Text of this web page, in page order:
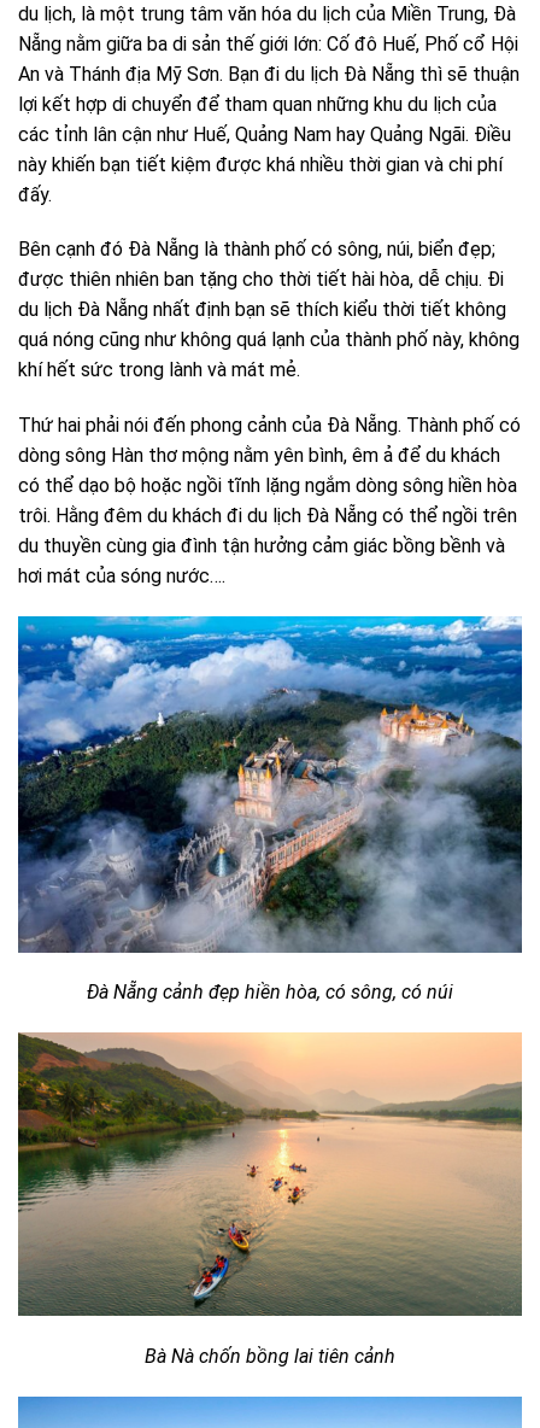
du lịch, là một trung tâm văn hóa du lịch của Miền Trung, Đà
Nẵng nằm giữa ba di sản thế giới lớn: Cố đô Huế, Phố cổ Hội
An và Thánh địa Mỹ Sơn. Bạn đi du lịch Đà Nẵng thì sẽ thuận
lợi kết hợp di chuyển để tham quan những khu du lịch của
các tỉnh lân cận như Huế, Quảng Nam hay Quảng Ngãi. Điều
này khiến bạn tiết kiệm được khá nhiều thời gian và chi phí
đấy.
Bên cạnh đó Đà Nẵng là thành phố có sông, núi, biển đẹp;
được thiên nhiên ban tặng cho thời tiết hài hòa, dễ chịu. Đi
du lịch Đà Nẵng nhất định bạn sẽ thích kiểu thời tiết không
quá nóng cũng như không quá lạnh của thành phố này, không
khí hết sức trong lành và mát mẻ.
Thứ hai phải nói đến phong cảnh của Đà Nẵng. Thành phố có
dòng sông Hàn thơ mộng nằm yên bình, êm ả để du khách
có thể dạo bộ hoặc ngồi tĩnh lặng ngắm dòng sông hiền hòa
trôi. Hằng đêm du khách đi du lịch Đà Nẵng có thể ngồi trên
du thuyền cùng gia đình tận hưởng cảm giác bồng bềnh và
hơi mát của sóng nước….
Đà Nẵng cảnh đẹp hiền hòa, có sông, có núi
Bà Nà chốn bồng lai tiên cảnh